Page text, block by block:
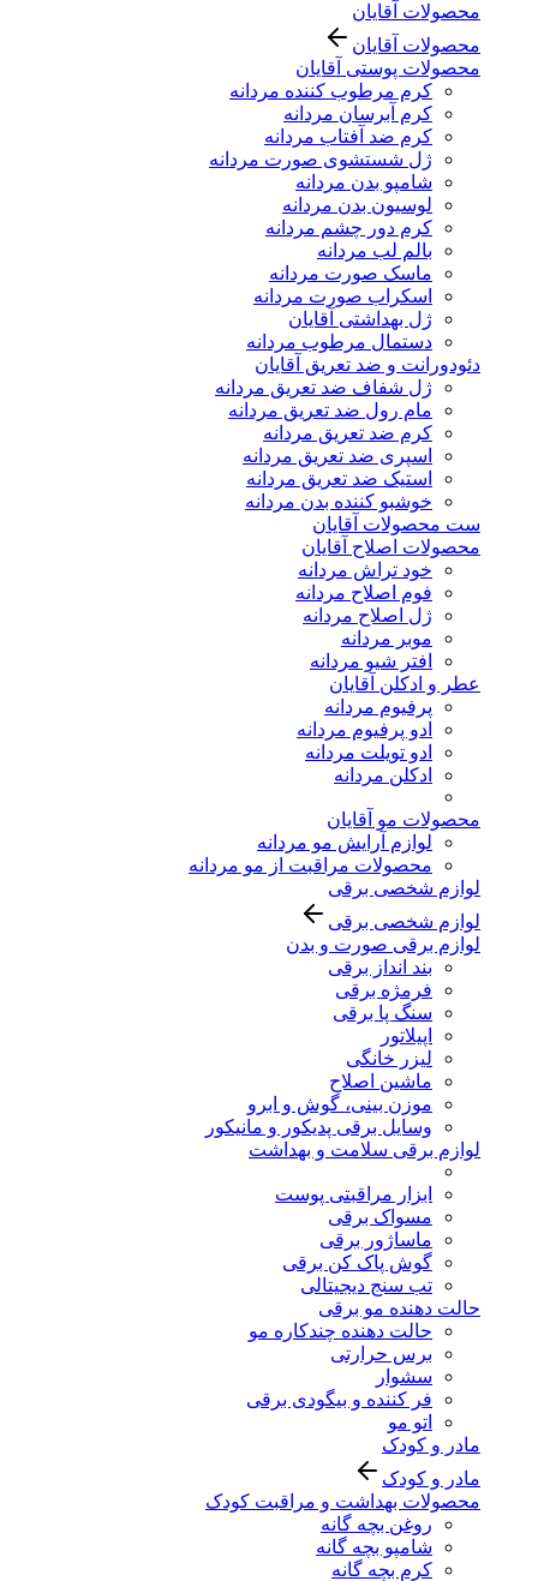
محصولات آقایان
محصولات آقایان
محصولات پوستی آقایان
کرم مرطوب کننده مردانه
کرم آبرسان مردانه
کرم ضد آفتاب مردانه
ژل شستشوی صورت مردانه
شامپو بدن مردانه
لوسیون بدن مردانه
کرم دور چشم مردانه
بالم لب مردانه
ماسک صورت مردانه
اسکراب صورت مردانه
ژل بهداشتی آقایان
دستمال مرطوب مردانه
دئودورانت و ضد تعریق آقایان
ژل شفاف ضد تعریق مردانه
مام رول ضد تعریق مردانه
کرم ضد تعریق مردانه
اسپری ضد تعریق مردانه
استیک ضد تعریق مردانه
خوشبو کننده بدن مردانه
ست محصولات آقایان
محصولات اصلاح آقایان
خود تراش مردانه
فوم اصلاح مردانه
ژل اصلاح مردانه
موبر مردانه
افتر شیو مردانه
عطر و ادکلن آقایان
پرفیوم مردانه
ادو پرفیوم مردانه
ادو تویلت مردانه
ادکلن مردانه
محصولات مو آقایان
لوازم آرایش مو مردانه
محصولات مراقبت از مو مردانه
لوازم شخصی برقی
لوازم شخصی برقی
لوازم برقی صورت و بدن
بند انداز برقی
فرمژه برقی
سنگ پا برقی
اپیلاتور
لیزر خانگی
ماشین اصلاح
موزن بینی، گوش و ابرو
وسایل برقی پدیکور و مانیکور
لوازم برقی سلامت و بهداشت
ابزار مراقبتی پوست
مسواک برقی
ماساژور برقی
گوش پاک کن برقی
تب سنج دیجیتالی
حالت دهنده مو برقی
حالت دهنده چندکاره مو
برس حرارتی
سشوار
فر کننده و بیگودی برقی
اتو مو
مادر و کودک
مادر و کودک
محصولات بهداشت و مراقبت کودک
روغن بچه گانه
شامپو بچه گانه
کرم بچه گانه